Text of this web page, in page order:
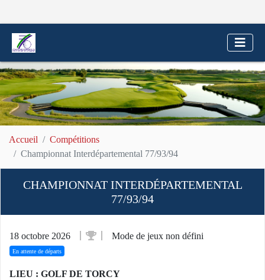
Accueil
Compétitions
Championnat Interdépartemental 77/93/94
CHAMPIONNAT INTERDÉPARTEMENTAL
77/93/94
18 octobre 2026 Mode de jeux non défini
En attente de départs
LIEU : GOLF DE TORCY